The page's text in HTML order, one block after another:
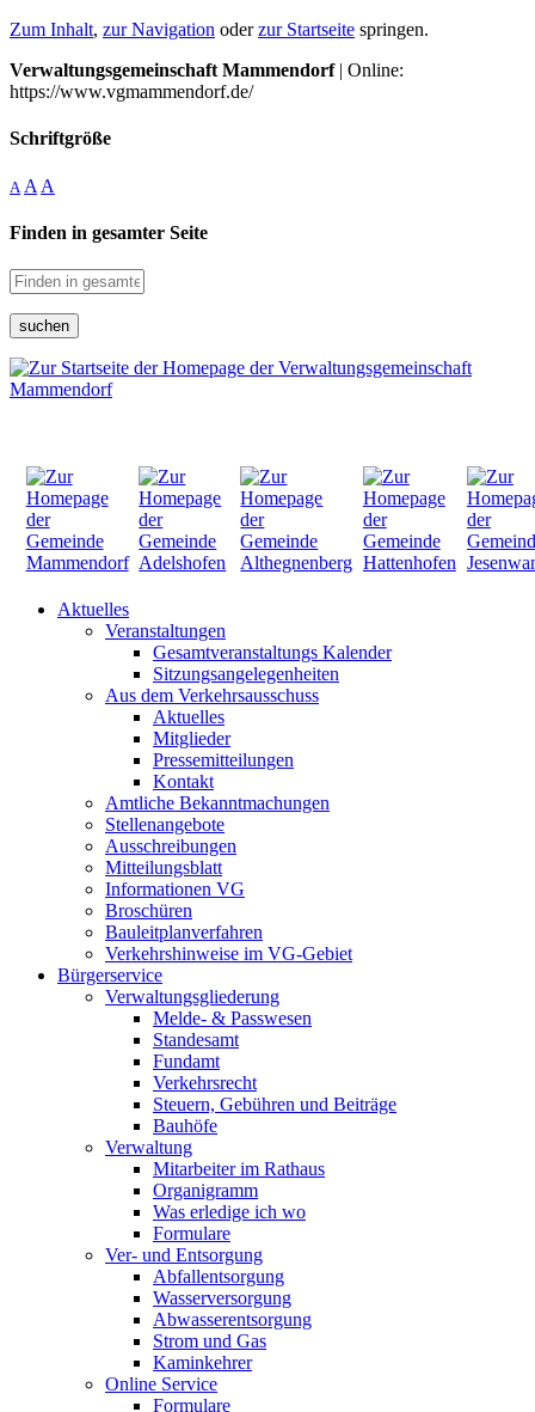
Zum Inhalt, zur Navigation oderzur Startseite springen.
Verwaltungsgemeinschaft Mammendorf| Online:
https://www.vgmammendorf.de/
Schriftgröße
A A A
Finden in gesamter Seite
suchen
Aktuelles
Veranstaltungen
Gesamtveranstaltungs Kalender
Sitzungsangelegenheiten
Aus dem Verkehrsausschuss
Aktuelles
Mitglieder
Pressemitteilungen
Kontakt
Amtliche Bekanntmachungen
Stellenangebote
Ausschreibungen
Mitteilungsblatt
Informationen VG
Broschüren
Bauleitplanverfahren
Verkehrshinweise im VG-Gebiet
Bürgerservice
Verwaltungsgliederung
Melde- & Passwesen
Standesamt
Fundamt
Verkehrsrecht
Steuern, Gebühren und Beiträge
Bauhöfe
Verwaltung
Mitarbeiter im Rathaus
Organigramm
Was erledige ich wo
Formulare
Ver- und Entsorgung
Abfallentsorgung
Wasserversorgung
Abwasserentsorgung
Strom und Gas
Kaminkehrer
Online Service
Formulare